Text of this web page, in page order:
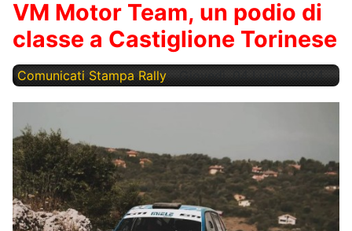
VM Motor Team, un podio di
classe a Castiglione Torinese
Comunicati Stampa Rally Giovedì, 04 Luglio 2024